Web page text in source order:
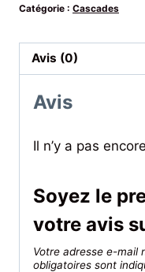
Catégorie : Cascades
Avis (0)
Avis
Il n’y a pas
Soyez le
votre avis
Votre adresse e-mail
obligatoires sont